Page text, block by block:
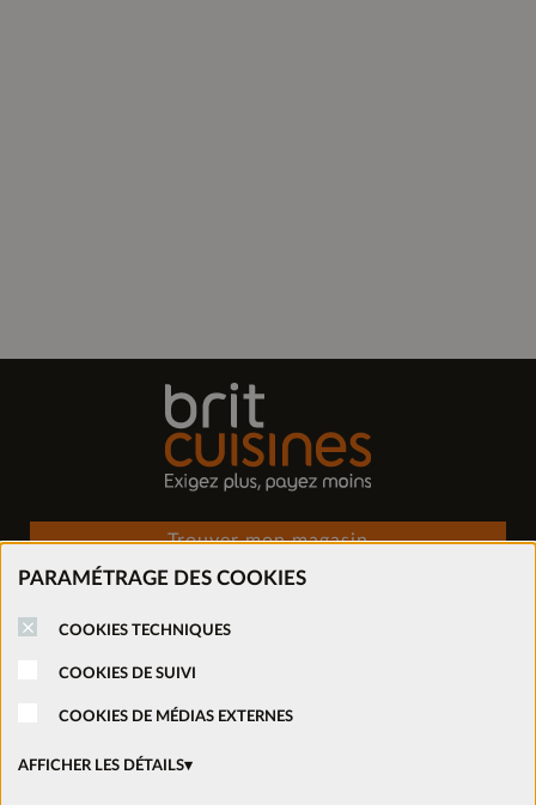
PARAMÉTRAGE DES COOKIES
COOKIES TECHNIQUES
COOKIES DE SUIVI
COOKIES DE MÉDIAS EXTERNES
AFFICHER LES DÉTAILS
Trouver mon magasin